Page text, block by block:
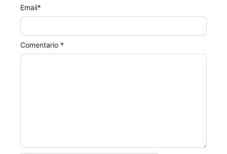
Comentario *
Email*